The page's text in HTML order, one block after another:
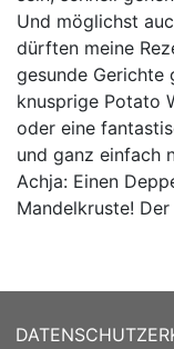
Und möglichst
dürften meine
gesunde Gerichte
knusprige Potato
oder eine
und ganz einfach
Achja: Einen
Mandelkruste!